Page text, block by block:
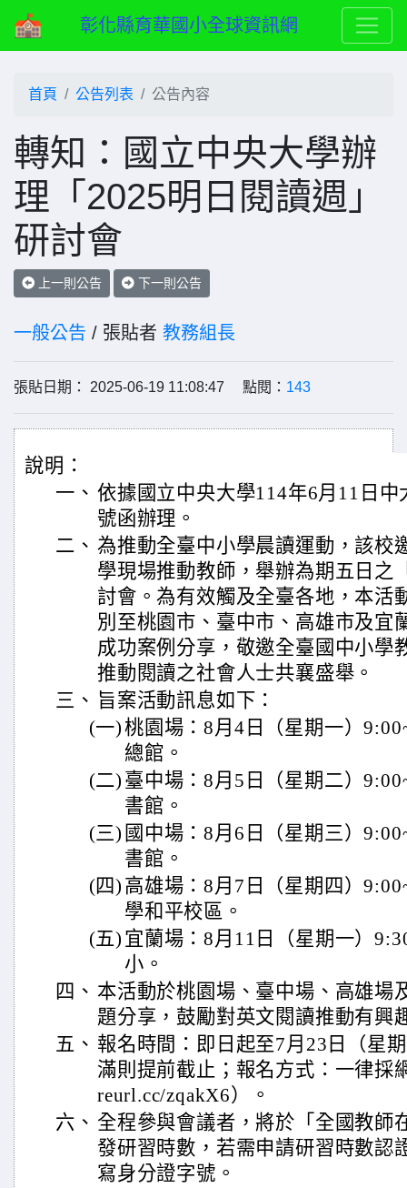
彰化縣育華國小全球資訊網
首頁 公告列表 公告內容
轉知：國立中央大學辦
理「2025明日閱讀週」
研討會
上一則公告 下一則公告
一般公告 / 張貼者 教務組長
張貼日期： 2025-06-19 11:08:47 點閱： 143
說明：
一、 依據國立中央大學114年6月11日中
號函辦理。
二、 為推動全臺中小學晨讀運動，該校
學現場推動教師，舉辦為期五日之
討會。為有效觸及全臺各地，本活
別至桃園市、臺中市、高雄市及宜
成功案例分享，敬邀全臺國中小學
推動閱讀之社會人士共襄盛舉。
三、 旨案活動訊息如下：
(一)桃園場：8月4日（星期一）
總館。
(二) 臺中場：8月5日（星期二）
書館。
(三) 國中場：8月6日（星期三）
書館。
(四) 高雄場：8月7日（星期四）
學和平校區。
(五) 宜蘭場：8月11日（星期一）
小。
四、 本活動於桃園場、臺中場、高雄場
題分享，鼓勵對英文閱讀推動有興
五、 報名時間：即日起至7月23日（星
滿則提前截止；報名方式：一律採
reurl.cc/zqakX6）。
六、 全程參與會議者，將於「全國教師
發研習時數，若需申請研習時數認
寫身分證字號。